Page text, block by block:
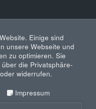
Einige sind
unsere Webseite und
zu optimieren. Sie
die Privatsphäre-
widerrufen.
Impressum